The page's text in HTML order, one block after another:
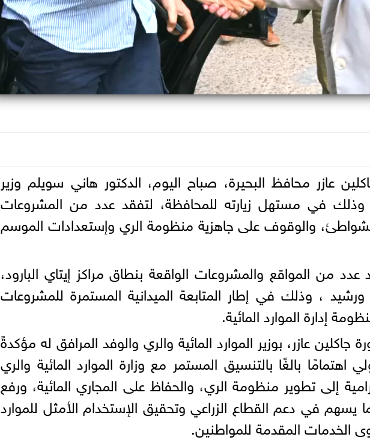
عازر محافظ البحيرة، صباح اليوم، الدكتور هاني سويلم وزير
وذلك في مستهل زيارته للمحافظة، لتفقد عدد من المشروعات
الشواطئ، والوقوف على جاهزية منظومة الري وإستعدادات الموسم
من المواقع والمشروعات الواقعة بنطاق مراكز إيتاي البارود،
، وذلك في إطار المتابعة الميدانية المستمرة للمشروعات
إدارة الموارد المائية.
جاكلين عازر، بوزير الموارد المائية والري والوفد المرافق له مؤكدةً
اهتمامًا بالغًا بالتنسيق المستمر مع وزارة الموارد المائية والري
إلى تطوير منظومة الري، والحفاظ على المجاري المائية، ورفع
بما يسهم في دعم القطاع الزراعي وتحقيق الإستخدام الأمثل للموارد
الخدمات المقدمة للمواطنين.